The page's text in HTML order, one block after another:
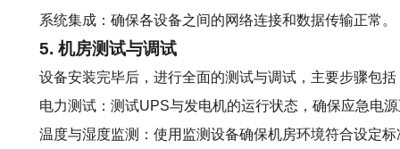
系统集成：确保各设备之间的网络连接和数据传输正常。
5. 机房测试与调试
设备安装完毕后，进行全面的测试与调试，主要步骤包括
电力测试：测试UPS与发电机的运行状态，确保应急电源
温度与湿度监测：使用监测设备确保机房环境符合设定标